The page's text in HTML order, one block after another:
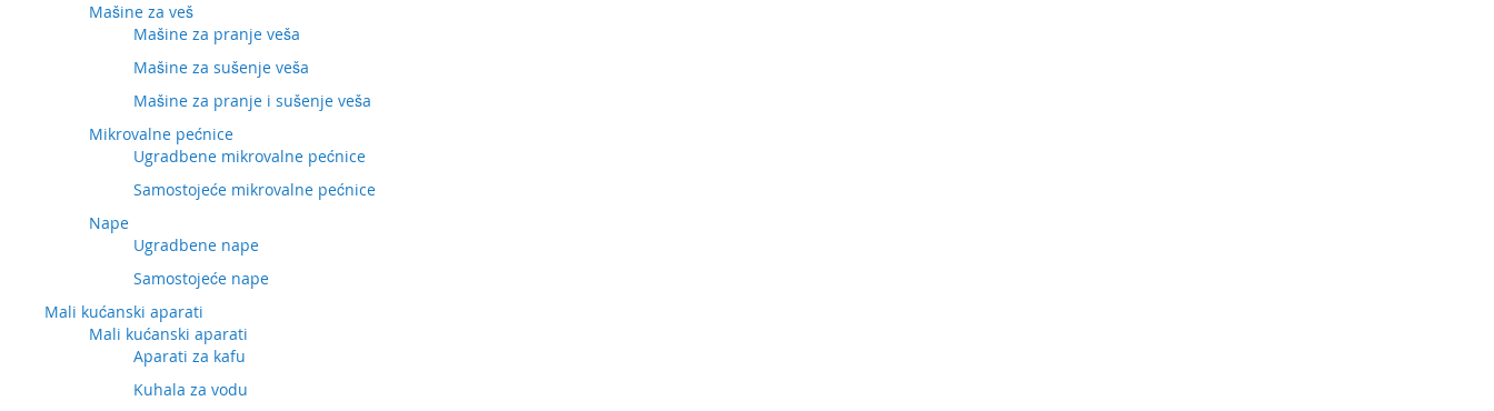
Mašine za veš
Mašine za pranje veša
Mašine za sušenje veša
Mašine za pranje i sušenje veša
Mikrovalne pećnice
Ugradbene mikrovalne pećnice
Samostojeće mikrovalne pećnice
Nape
Ugradbene nape
Samostojeće nape
Mali kućanski aparati
Mali kućanski aparati
Aparati za kafu
Kuhala za vodu